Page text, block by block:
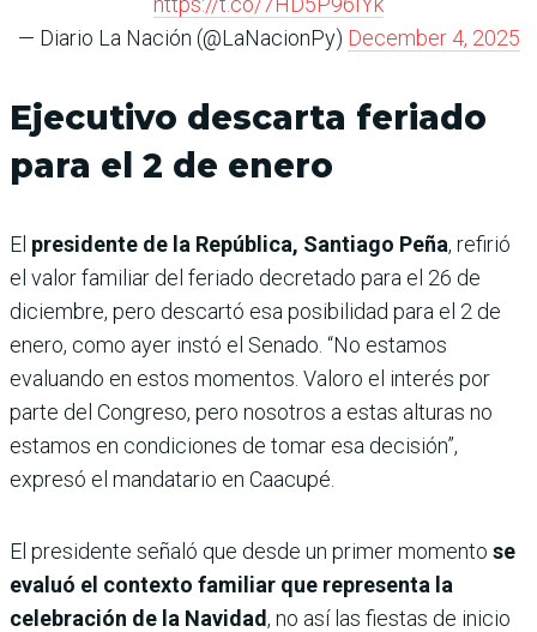
— Diario La Nación (@LaNacionPy) December 4, 2025
Ejecutivo descarta feriado
para el 2 de enero
El presidente de la República, Santiago Peña, refirió
el valor familiar del feriado decretado para el 26 de
diciembre, pero descartó esa posibilidad para el 2 de
enero, como ayer instó el Senado. “No estamos
evaluando en estos momentos. Valoro el interés por
parte del Congreso, pero nosotros a estas alturas no
estamos en condiciones de tomar esa decisión”,
expresó el mandatario en Caacupé.
El presidente señaló que desde un primer momento se
evaluó el contexto familiar que representa la
celebración de la Navidad, no así las fiestas de inicio